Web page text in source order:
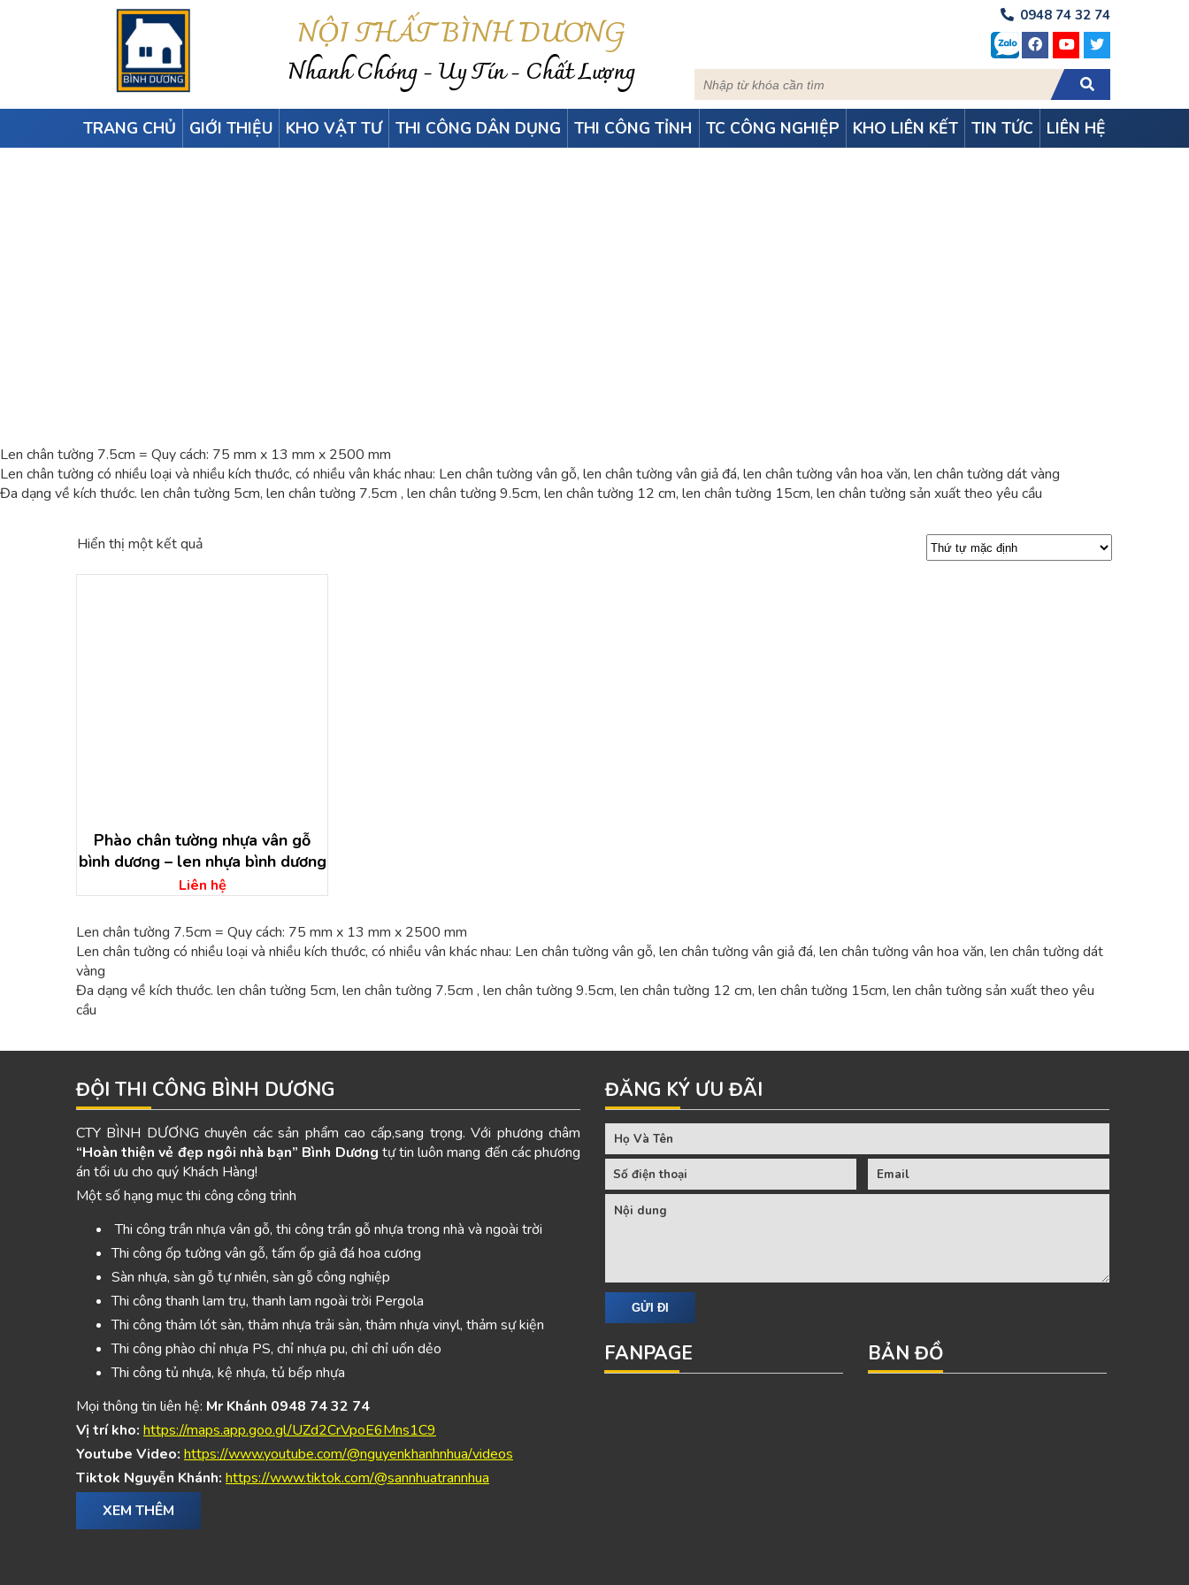
NỘI THẤT BÌNH DƯƠNG
Nhanh Chóng - Uy Tín - Chất Lượng
0948 74 32 74
TRANG CHỦ GIỚI THIỆU KHO VẬT TƯ THI CÔNG DÂN DỤNG THI CÔNG TỈNH TC CÔNG NGHIỆP KHO LIÊN KẾT TIN TỨC LIÊN HỆ
Len chân tường 7.5cm = Quy cách: 75 mm x 13 mm x 2500 mm
Len chân tường có nhiều loại và nhiều kích thước, có nhiều vân khác nhau: Len chân tường vân gỗ, len chân tường vân giả đá, len chân tường vân hoa văn, len chân tường dát vàng
Đa dạng về kích thước. len chân tường 5cm, len chân tường 7.5cm , len chân tường 9.5cm, len chân tường 12 cm, len chân tường 15cm, len chân tường sản xuất theo yêu cầu
Hiển thị một kết quả
Phào chân tường nhựa vân gỗ
bình dương – len nhựa bình dương
Liên hệ
Len chân tường 7.5cm = Quy cách: 75 mm x 13 mm x 2500 mm
Len chân tường có nhiều loại và nhiều kích thước, có nhiều vân khác nhau: Len chân tường vân gỗ, len chân tường vân giả đá, len chân tường vân hoa văn, len chân tường dát
vàng
Đa dạng về kích thước. len chân tường 5cm, len chân tường 7.5cm , len chân tường 9.5cm, len chân tường 12 cm, len chân tường 15cm, len chân tường sản xuất theo yêu
cầu
ĐỘI THI CÔNG BÌNH DƯƠNG
CTY BÌNH DƯƠNG chuyên các sản phẩm cao cấp,sang trọng. Với phương châm
“Hoàn thiện vẻ đẹp ngôi nhà bạn” Bình Dương tự tin luôn mang đến các phương
án tối ưu cho quý Khách Hàng!
Một số hạng mục thi công công trình
Thi công trần nhựa vân gỗ, thi công trần gỗ nhựa trong nhà và ngoài trời
Thi công ốp tường vân gỗ, tấm ốp giả đá hoa cương
Sàn nhựa, sàn gỗ tự nhiên, sàn gỗ công nghiệp
Thi công thanh lam trụ, thanh lam ngoài trời Pergola
Thi công thảm lót sàn, thảm nhựa trải sàn, thảm nhựa vinyl, thảm sự kiện
Thi công phào chỉ nhựa PS, chỉ nhựa pu, chỉ chỉ uốn dẻo
Thi công tủ nhựa, kệ nhựa, tủ bếp nhựa
Mọi thông tin liên hệ: Mr Khánh 0948 74 32 74
Vị trí kho: https://maps.app.goo.gl/UZd2CrVpoE6Mns1C9
Youtube Video: https://www.youtube.com/@nguyenkhanhnhua/videos
Tiktok Nguyễn Khánh: https://www.tiktok.com/@sannhuatrannhua
XEM THÊM
ĐĂNG KÝ ƯU ĐÃI
FANPAGE BẢN ĐỒ